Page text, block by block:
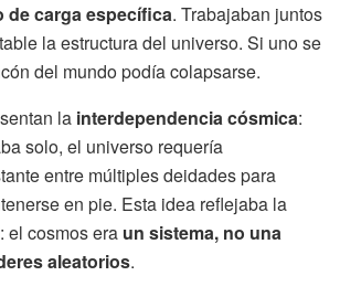
de carga específica. Trabajaban juntos
la estructura del universo. Si uno se
del mundo podía colapsarse.
la interdependencia cósmica:
solo, el universo requería
entre múltiples deidades para
en pie. Esta idea reflejaba la
el cosmos era un sistema, no una
aleatorios.